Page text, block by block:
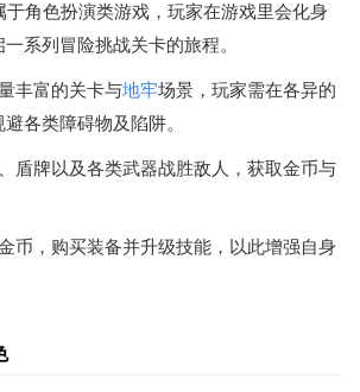
于角色扮演类游戏，玩家在游戏里会化身
系列冒险挑战关卡的旅程。
丰富的关卡与地牢场景，玩家需在各异的
各类障碍物及陷阱。
盾牌以及各类武器战胜敌人，获取金币与
币，购买装备并升级技能，以此增强自身